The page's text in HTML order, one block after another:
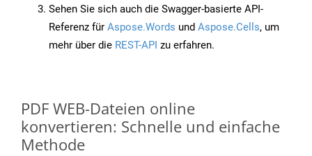
Sehen Sie sich auch die Swagger-basierte API-
Referenz für Aspose.Words und Aspose.Cells, um
mehr über die REST-API zu erfahren.
PDF WEB-Dateien online
konvertieren: Schnelle und einfache
Methode